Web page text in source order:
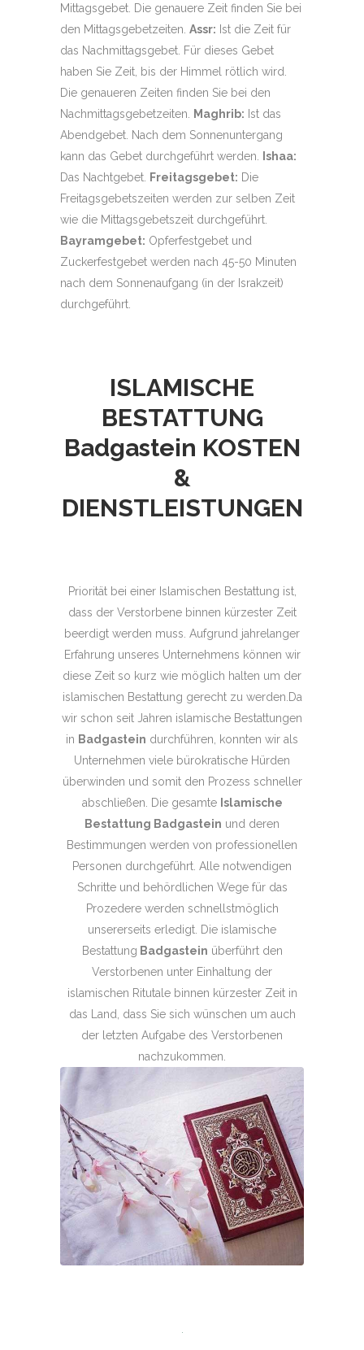
Mittagsgebet. Die genauere Zeit finden Sie bei
den Mittagsgebetzeiten. Assr: Ist die Zeit für
das Nachmittagsgebet. Für dieses Gebet
haben Sie Zeit, bis der Himmel rötlich wird.
Die genaueren Zeiten finden Sie bei den
Nachmittagsgebetzeiten.
Maghrib: Ist das
Abendgebet. Nach dem Sonnenuntergang
kann das Gebet durchgeführt werden.
Ishaa:
Das Nachtgebet.
Freitagsgebet: Die
Freitagsgebetszeiten werden zur selben Zeit
wie die Mittagsgebetszeit durchgeführt.
Bayramgebet: Opferfestgebet und
Zuckerfestgebet werden nach 45-50 Minuten
nach dem Sonnenaufgang (in der Israkzeit)
durchgeführt.
ISLAMISCHE
BESTATTUNG
Badgastein KOSTEN
&
DIENSTLEISTUNGEN
Priorität bei einer Islamischen Bestattung ist,
dass der Verstorbene binnen kürzester Zeit
beerdigt werden muss. Aufgrund jahrelanger
Erfahrung unseres Unternehmens können wir
diese Zeit so kurz wie möglich halten um der
islamischen Bestattung gerecht zu werden.Da
wir schon seit Jahren islamische Bestattungen
in Badgastein durchführen, konnten wir als
Unternehmen viele bürokratische Hürden
überwinden und somit den Prozess schneller
abschließen. Die gesamte Islamische
Bestattung Badgastein und deren
Bestimmungen werden von professionellen
Personen durchgeführt. Alle notwendigen
Schritte und behördlichen Wege für das
Prozedere werden schnellstmöglich
unsererseits erledigt. Die islamische
Bestattung Badgastein überführt den
Verstorbenen unter Einhaltung der
islamischen Ritutale binnen kürzester Zeit in
das Land, dass Sie sich wünschen um auch
der letzten Aufgabe des Verstorbenen
nachzukommen.